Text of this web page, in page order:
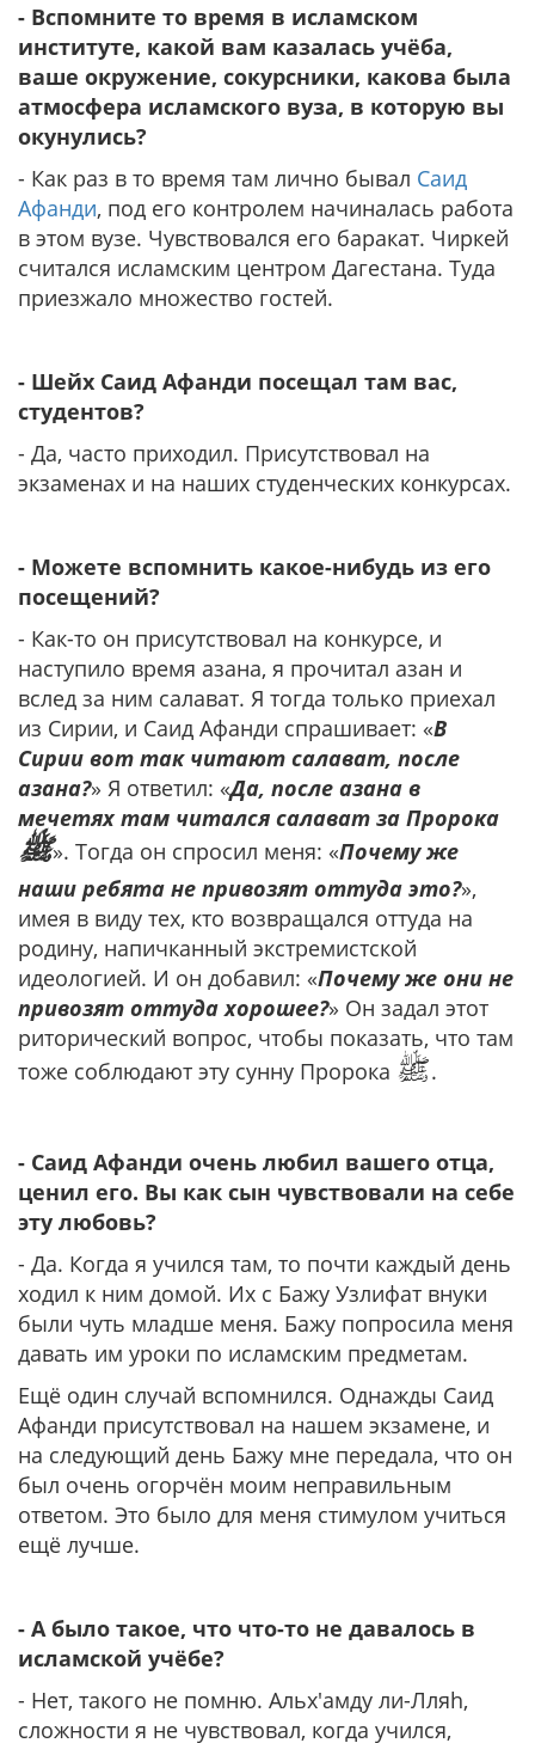
- Вспомните то время в исламском
институте, какой вам казалась учёба,
ваше окружение, сокурсники, какова была
атмосфера исламского вуза, в которую вы
окунулись?
- Как раз в то время там лично бывал Саид
Афанди, под его контролем начиналась работа
в этом вузе. Чувствовался его баракат. Чиркей
считался исламским центром Дагестана. Туда
приезжало множество гостей.
- Шейх Саид Афанди посещал там вас,
студентов?
- Да, часто приходил. Присутствовал на
экзаменах и на наших студенческих конкурсах.
- Можете вспомнить какое-нибудь из его
посещений?
- Как-то он присутствовал на конкурсе, и
наступило время азана, я прочитал азан и
вслед за ним салават. Я тогда только приехал
из Сирии, и Саид Афанди спрашивает: «В
Сирии вот так читают салават, после
азана?» Я ответил: «Да, после азана в
мечетях там читался салават за Пророка
ﷺ». Тогда он спросил меня: «Почему же
наши ребята не привозят оттуда это?»,
имея в виду тех, кто возвращался оттуда на
родину, напичканный экстремистской
идеологией. И он добавил: «Почему же они не
привозят оттуда хорошее?» Он задал этот
риторический вопрос, чтобы показать, что там
тоже соблюдают эту сунну Пророка ﷺ.
- Саид Афанди очень любил вашего отца,
ценил его. Вы как сын чувствовали на себе
эту любовь?
- Да. Когда я учился там, то почти каждый день
ходил к ним домой. Их с Бажу Узлифат внуки
были чуть младше меня. Бажу попросила меня
давать им уроки по исламским предметам.
Ещё один случай вспомнился. Однажды Саид
Афанди присутствовал на нашем экзамене, и
на следующий день Бажу мне передала, что он
был очень огорчён моим неправильным
ответом. Это было для меня стимулом учиться
ещё лучше.
- А было такое, что что-то не давалось в
исламской учёбе?
- Нет, такого не помню. Альх'амду ли-Лляh,
сложности я не чувствовал, когда учился,